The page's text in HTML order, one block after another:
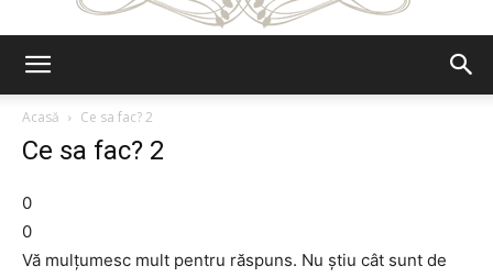
Acasă
Ce sa fac? 2
Ce sa fac? 2
0
0
Vă mulţumesc mult pentru răspuns. Nu ştiu cât sunt de